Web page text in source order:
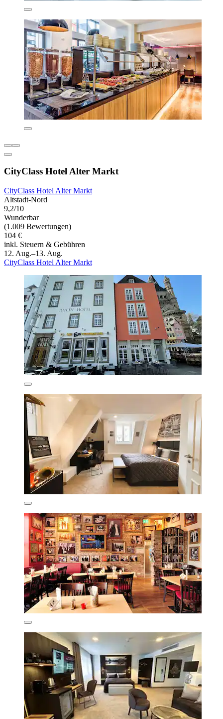
CityClass Hotel Alter Markt
CityClass Hotel Alter Markt
Altstadt-Nord
9,2/10
Wunderbar
(1.009 Bewertungen)
104 €
inkl. Steuern & Gebühren
12. Aug.–13. Aug.
CityClass Hotel Alter Markt